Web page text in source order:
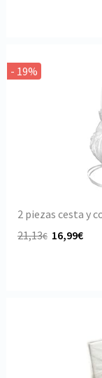
- 19%
2 piezas cesta y
21,13€ 16,99€